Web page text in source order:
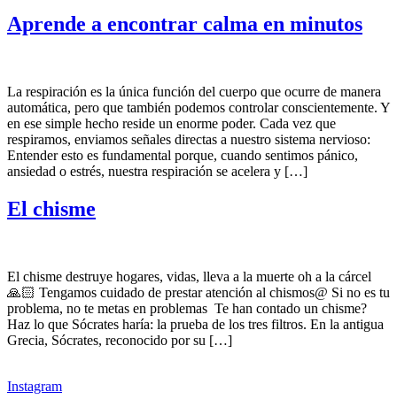
Aprende a encontrar calma en minutos
La respiración es la única función del cuerpo que ocurre de manera
automática, pero que también podemos controlar conscientemente. Y
en ese simple hecho reside un enorme poder. Cada vez que
respiramos, enviamos señales directas a nuestro sistema nervioso:
Entender esto es fundamental porque, cuando sentimos pánico,
ansiedad o estrés, nuestra respiración se acelera y […]
El chisme
El chisme destruye hogares, vidas, lleva a la muerte oh a la cárcel
🙏🏻 Tengamos cuidado de prestar atención al chismos@ Si no es tu
problema, no te metas en problemas Te han contado un chisme?
Haz lo que Sócrates haría: la prueba de los tres filtros. En la antigua
Grecia, Sócrates, reconocido por su […]
Instagram